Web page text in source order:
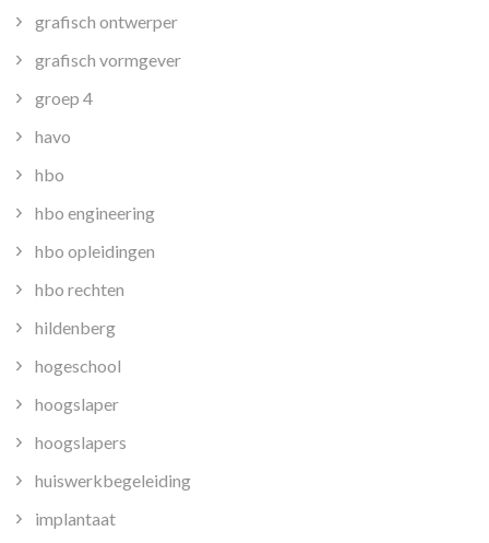
grafisch ontwerper
grafisch vormgever
groep 4
havo
hbo
hbo engineering
hbo opleidingen
hbo rechten
hildenberg
hogeschool
hoogslaper
hoogslapers
huiswerkbegeleiding
implantaat